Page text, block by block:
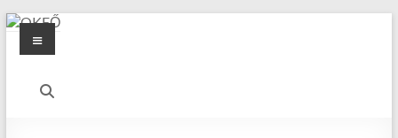
Skip
content
OKFŐ
Menu